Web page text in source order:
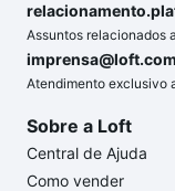
Assuntos relacionados
Atendimento exclusivo
Sobre a Loft
Central de Ajuda
Como vender